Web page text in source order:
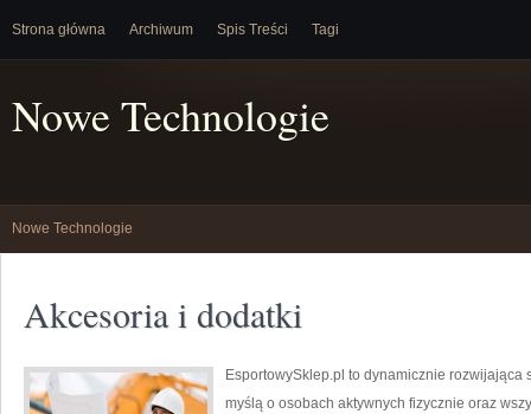
Strona główna Archiwum Spis Treści Tagi
Nowe Technologie
Nowe Technologie
Akcesoria i dodatki
EsportowySklep.pl to dynamicznie rozwijająca
myślą o osobach aktywnych fizycznie oraz